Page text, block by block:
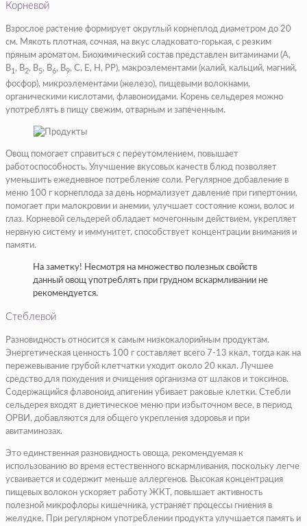
Корневой
Взрослое растение формирует округлый корнеплод диаметром до 20
см. Мякоть плотная, сочная, на вкус сладковато-горькая, с резким
пряным ароматом. Биохимический состав представлен витаминами (A,
B1 , B2, B5, B6, B9, C, E, H, PP), макроэлементами (калий, кальций, магний,
фосфор), микроэлементами (железо), пищевыми волокнами,
органическими кислотами, флавоноидами. Корень сельдерея можно
употреблять в пищу свежим, отварным и запеченным.
Овощ помогает справиться с переутомлением, повышает
работоспособность. Улучшение вкусовых качеств блюд позволяет
уменьшить ежедневное потребление соли. Регулярное добавление в
меню 100 г корнеплода за день нормализует давление при гипертонии,
помогает при малокровии и анемии, улучшает состояние кожи, волос и
глаз. Корневой сельдерей обладает мочегонным действием, укрепляет
нервную систему и иммунитет, способствует концентрации внимания и
памяти.
На заметку! Несмотря на множество полезных свойств
данный овощ употреблять при грудном вскармливании не
рекомендуется.
Стеблевой
Разновидность относится к самым низкокалорийным продуктам.
Энергетическая ценность 100 г составляет всего 7-13 ккал, тогда как на
пережевывание грубой клетчатки уходит около 20 ккал. Лучшее
средство для похудения и очищения организма от шлаков и токсинов.
Содержащийся флавоноид апигенин убивает раковые клетки. Стебли
сельдерея входят в диетическое меню при избыточном весе, в период
ОРВИ, добавляются для общего укрепления здоровья и при
авитаминозах.
Это единственная разновидность овоща, рекомендуемая к
использованию во время естественного вскармливания, поскольку легче
усваивается и содержит меньше аллергенов. Высокая концентрация
пищевых волокон ускоряет работу ЖКТ, повышает активность
полезной микрофлоры кишечника, устраняет процессы гниения в
желудке. При регулярном употреблении продукта улучшается память и